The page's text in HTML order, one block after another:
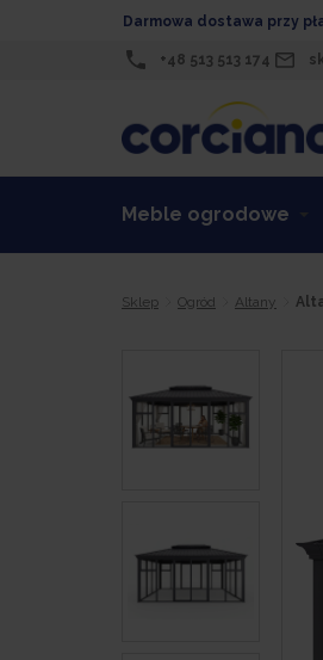
Darmowa dostawa przy
+48 513 513 174
Meble ogrodowe
Sklep Ogród Altany